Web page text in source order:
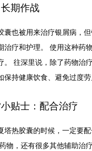
期作战
囊也被用来治疗银屑病，
治疗和护理。 使用这种药
。 往深里说，除了药物治
保持健康饮食、避免过度
贴士：配合治疗
塔热胶囊的时候，一定要
物，还有很多其他辅助治